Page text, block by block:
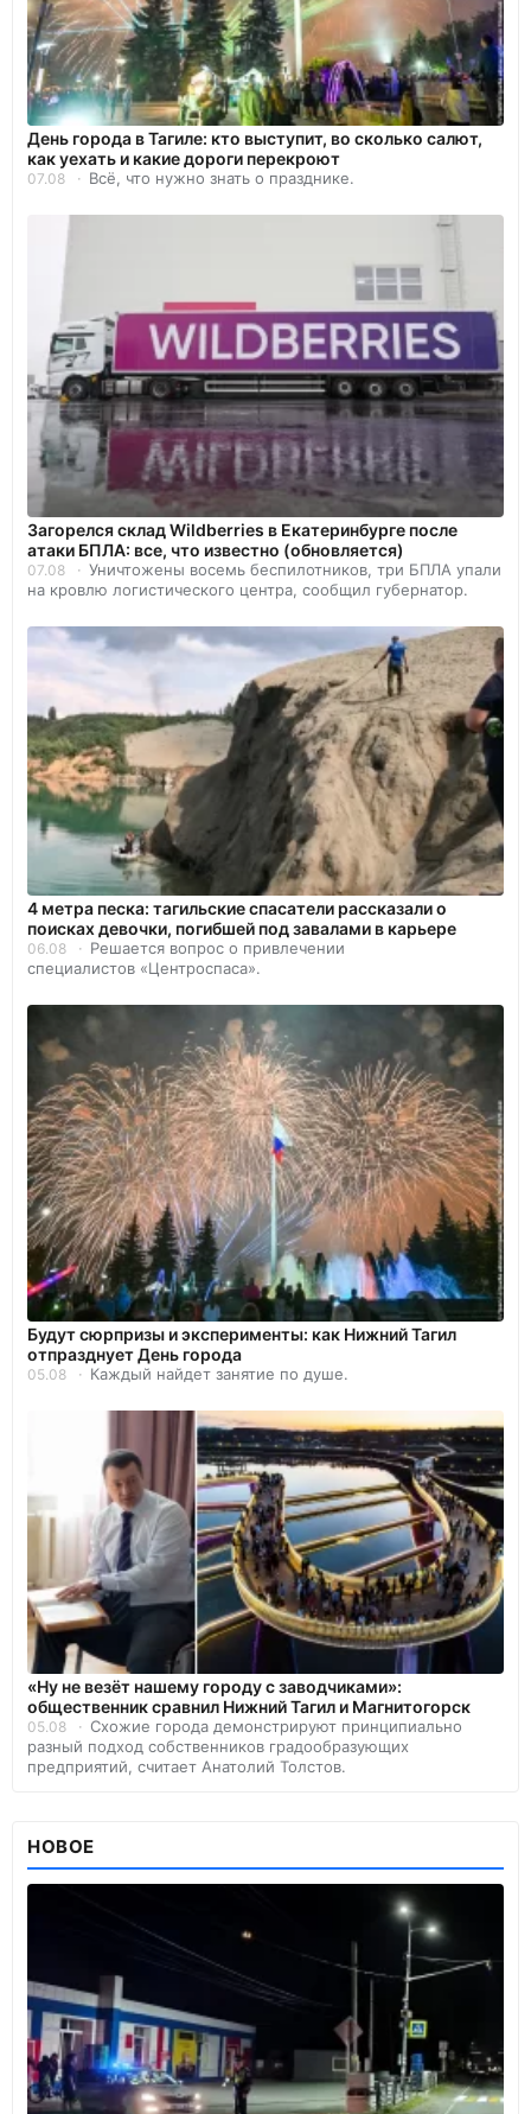
День города в Тагиле: кто выступит, во сколько салют,
как уехать и какие дороги перекроют
07.08 Всё, что нужно знать о празднике.
Загорелся склад Wildberries в Екатеринбурге после
атаки БПЛА: все, что известно (обновляется)
07.08
Уничтожены восемь беспилотников, три БПЛА упали
на кровлю логистического центра, сообщил губернатор.
4 метра песка: тагильские спасатели рассказали о
поисках девочки, погибшей под завалами в карьере
06.08
Решается вопрос о привлечении
специалистов «Центроспаса».
Будут сюрпризы и эксперименты: как Нижний Тагил
отпразднует День города
05.08 Каждый найдет занятие по душе.
«Ну не везёт нашему городу с заводчиками»:
общественник сравнил Нижний Тагил и Магнитогорск
05.08
Схожие города демонстрируют принципиально
разный подход собственников градообразующих
предприятий, считает Анатолий Толстов.
НОВОЕ